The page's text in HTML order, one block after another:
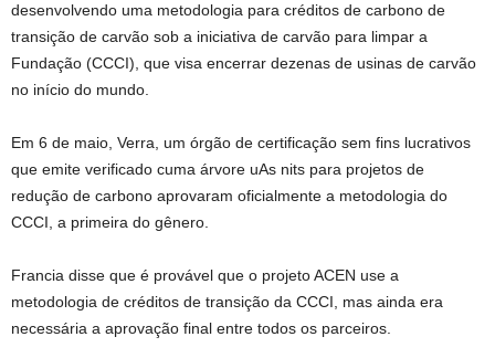
desenvolvendo uma metodologia para créditos de carbono de
transição de carvão sob a iniciativa de carvão para limpar a
Fundação (CCCI), que visa encerrar dezenas de usinas de carvão
no início do mundo.
Em 6 de maio, Verra, um órgão de certificação sem fins lucrativos
que emite verificado cuma árvore uAs nits para projetos de
redução de carbono aprovaram oficialmente a metodologia do
CCCI, a primeira do gênero.
Francia disse que é provável que o projeto ACEN use a
metodologia de créditos de transição da CCCI, mas ainda era
necessária a aprovação final entre todos os parceiros.